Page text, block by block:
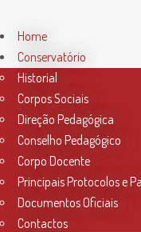
18 Abr
de
Home
Conservatório
Historial
Corpos Sociais
Direção Pedagógica
Conselho Pedagógico
Corpo Docente
Principais Protocolos e
Documentos Oficiais
Contactos